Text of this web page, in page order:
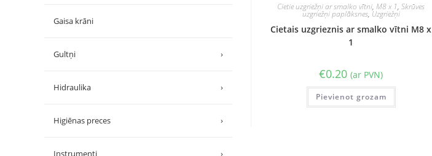
Cietie uzgriežņi ar smalko vītni,M8 x 1,Skrūves
uzgriežņi paplāksnes, Uzgriežņi
Cietais uzgrieznis ar smalko vītni M8 x
1
€0.20 (ar PVN)
Pievienot grozam
Gaisa krāni
Gultņi ›
Hidraulika ›
Higiēnas preces ›
Instrumenti ›